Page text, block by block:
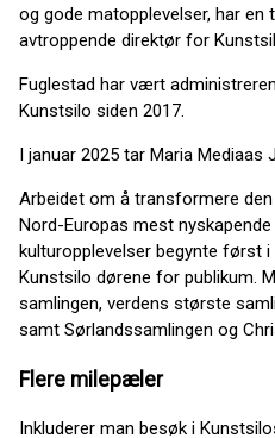
og gode matopplevelser, har en
avtroppende direktør for
Fuglestad har vært
Kunstsilo siden 2017.
I januar 2025 tar Maria Mediaas
Arbeidet om å transformere
Nord-Europas mest
kulturopplevelser begynte først i
Kunstsilo dørene for publikum.
samlingen, verdens største
samt Sørlandssamlingen og
Flere milepæler
Inkluderer man besøk i